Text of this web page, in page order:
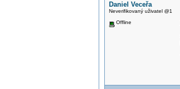
Daniel Veceřa
Neverifikovaný uživatel @1
Offline